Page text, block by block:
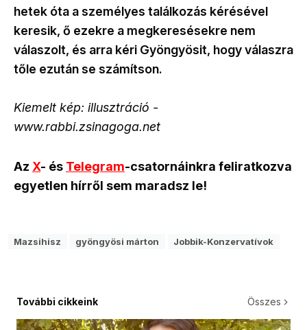
hetek óta a személyes találkozás kérésével
keresik, ő ezekre a megkeresésekre nem
válaszolt, és arra kéri Gyöngyösit, hogy válaszra
tőle ezután se számítson.
Kiemelt kép: illusztráció -
www.rabbi.zsinagoga.net
Az X- és Telegram-csatornáinkra feliratkozva
egyetlen hírről sem maradsz le!
Mazsihisz gyöngyösi márton Jobbik-Konzervatívok
További cikkeink Összes